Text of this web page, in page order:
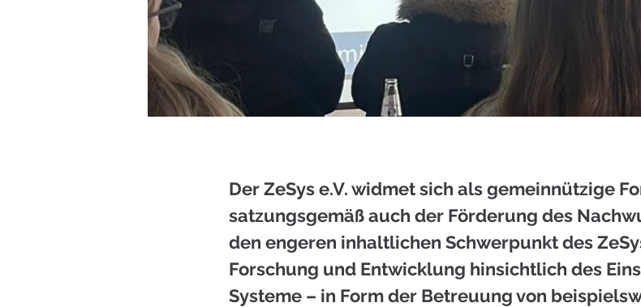
Der ZeSys e.V. widmet sich als gemeinnützige
satzungsgemäß auch der Förderung des
den engeren inhaltlichen Schwerpunkt des
Forschung und Entwicklung hinsichtlich des
Systeme – in Form der Betreuung von